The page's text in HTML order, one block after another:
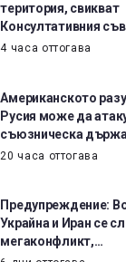
територия, свикват
Консултативния
4 часа оттогава
Американското
Русия може да
съюзническа
20 часа оттогава
Предупреждение:
Украйна и Иран се
мегаконфликт,…